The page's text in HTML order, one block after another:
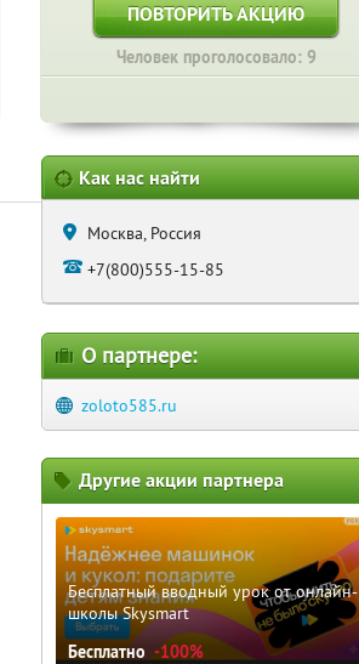
ПОВТОРИТЬ АКЦИЮ
Человек проголосовало: 9
Как нас найти
Москва, Россия
+7(800)555-15-85
О партнере:
zoloto585.ru
Другие акции партнера
Бесплатный вводный урок от онлайн-
школы Skysmart
Бесплатно -100%